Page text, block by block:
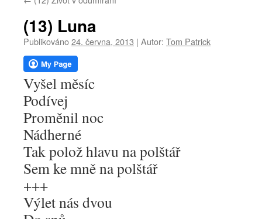
webu
(13) Luna
Publikováno24. června, 2013 | Autor: Tom Patrick
Vyšel měsíc
Podívej
Proměnil noc
Nádherné
Tak polož hlavu na polštář
Sem ke mně na polštář
+++
Výlet nás dvou